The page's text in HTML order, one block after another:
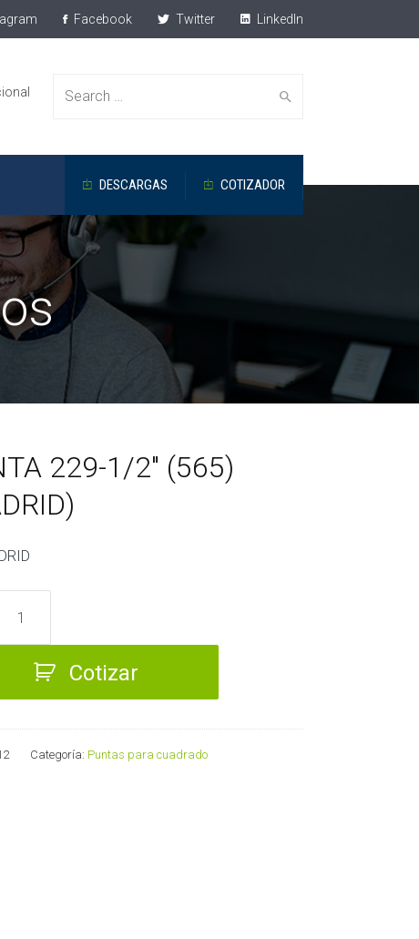
Facebook Twitter LinkedIn
Search
for:
COTIZADOR
DESCARGAS
229-1/2″ (565)
Cotizar
Categoría: Puntas para cuadrado